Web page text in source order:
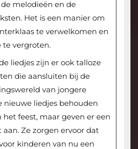
melodieën en de
Het is een manier om
te verwelkomen en
te vergroten.
liedjes zijn er ook talloze
die aansluiten bij de
van jongere
nieuwe liedjes behouden
het feest, maar geven er een
Ze zorgen ervoor dat
kinderen van nu een